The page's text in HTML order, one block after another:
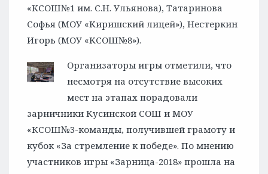
«КСОШ№1 им. С.Н. Ульянова), Татаринова
Софья (МОУ «Киришский лицей»), Нестеркин
Игорь (МОУ «КСОШ№8»).
Организаторы игры отметили, что
несмотря на отсутствие высоких
мест на этапах порадовали
зарничники Кусинской СОШ и МОУ
«КСОШ№3-команды, получившей грамоту и
кубок «За стремление к победе». По мнению
участников игры «Зарница-2018» прошла на